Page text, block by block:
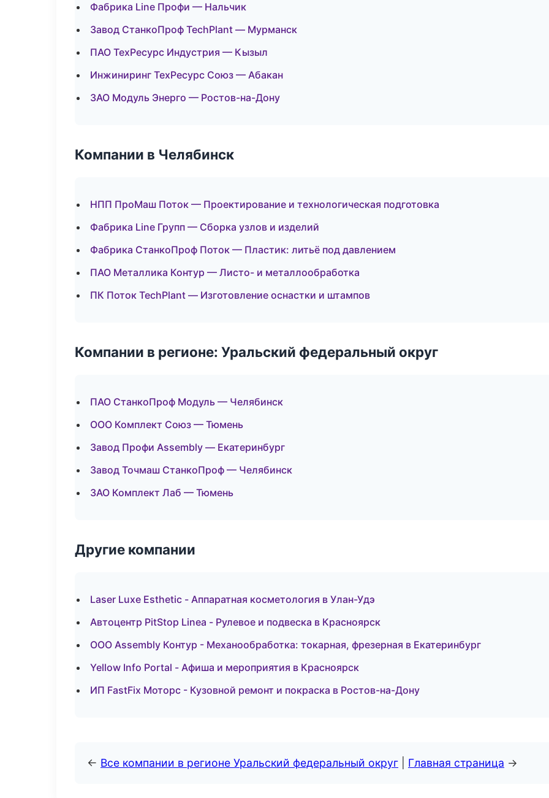
Фабрика Line Профи — Нальчик
Завод СтанкоПроф TechPlant — Мурманск
ПАО ТехРесурс Индустрия — Кызыл
Инжиниринг ТехРесурс Союз — Абакан
ЗАО Модуль Энерго — Ростов-на-Дону
Компании в Челябинск
НПП ПроМаш Поток — Проектирование и технологическая подготовка
Фабрика Line Групп — Сборка узлов и изделий
Фабрика СтанкоПроф Поток — Пластик: литьё под давлением
ПАО Металлика Контур — Листо- и металлообработка
ПК Поток TechPlant — Изготовление оснастки и штампов
Компании в регионе: Уральский федеральный округ
ПАО СтанкоПроф Модуль — Челябинск
ООО Комплект Союз — Тюмень
Завод Профи Assembly — Екатеринбург
Завод Точмаш СтанкоПроф — Челябинск
ЗАО Комплект Лаб — Тюмень
Другие компании
Laser Luxe Esthetic - Аппаратная косметология в Улан-Удэ
Автоцентр PitStop Linea - Рулевое и подвеска в Красноярск
ООО Assembly Контур - Механообработка: токарная, фрезерная в Екатеринбург
Yellow Info Portal - Афиша и мероприятия в Красноярск
ИП FastFix Моторс - Кузовной ремонт и покраска в Ростов-на-Дону
← Все компании в регионе Уральский федеральный округ Главная страница →